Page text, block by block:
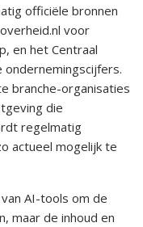
officiële bronnen
voor
en het Centraal
branche-organisaties
die
regelmatig
actueel mogelijk te
AI-tools om de
maar de inhoud en